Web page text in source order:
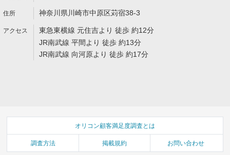
神奈川県川崎市中原区苅宿38-3
東急東横線 元住吉より 徒歩 約12分
JR南武線 平間より 徒歩 約13分
JR南武線 向河原より 徒歩 約17分
オリコン顧客満足度調査とは
調査方法 掲載規約 お問い合わせ